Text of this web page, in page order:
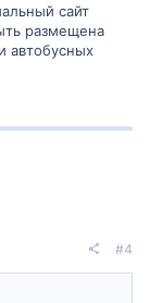
сайт
размещена
автобусных
#4